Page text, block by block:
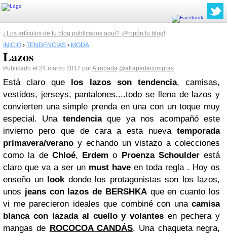
¿Los artículos de tu blog publicados aquí? ¡Propón tu blog!
INICIO › TENDENCIAS › MODA
Lazos
Publicado el 24 marzo 2017 porAtrapada @atrapadacompras
Está claro que los lazos son tendencia, camisas,
vestidos, jerseys, pantalones....todo se llena de lazos y
convierten una simple prenda en una con un toque muy
especial. Una tendenciaque ya nos acompañó este
invierno pero que de cara a esta nueva temporada
primavera/verano y echando un vistazo a colecciones
como la de Chloé, Erdem o Proenza Schoulderestá
claro que va a ser un must have en toda regla . Hoy os
enseño un lookdonde los protagonistas son los lazos,
unos jeans con lazos de BERSHKAque en cuanto los
vi me parecieron ideales que combiné con una camisa
blanca con lazada al cuello y volantes en pechera y
mangas de ROCOCOA CANDÁS. Una chaqueta negra,